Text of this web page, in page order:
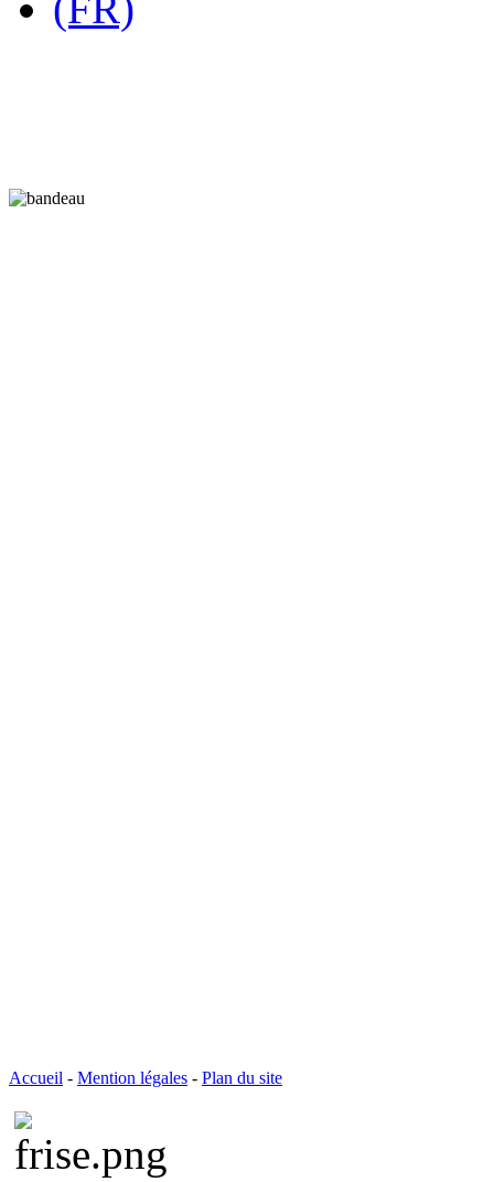
Accueil - Mention légales - Plan du site